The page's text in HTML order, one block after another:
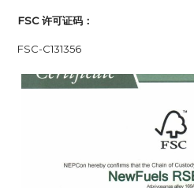
FSC许可证码 ：
FSC-C131356